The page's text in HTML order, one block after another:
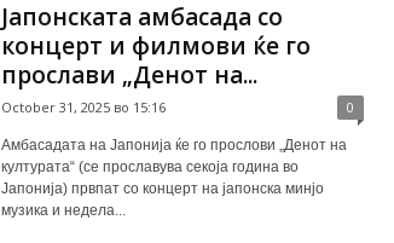
Јапонската амбасада со
концерт и филмови ќе го
прослави „Денот на...
October 31, 2025 во 15:16 0
Амбасадата на Јапонија ќе го прослови „Денот на
културата“ (се прославува секоја година во
Јапонија) првпат со концерт на јапонска минјо
музика и недела...